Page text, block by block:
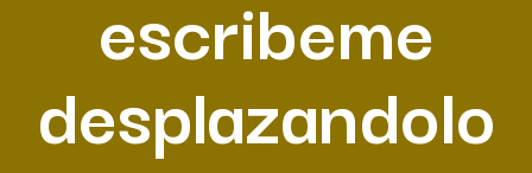
escribeme
desplazandolo